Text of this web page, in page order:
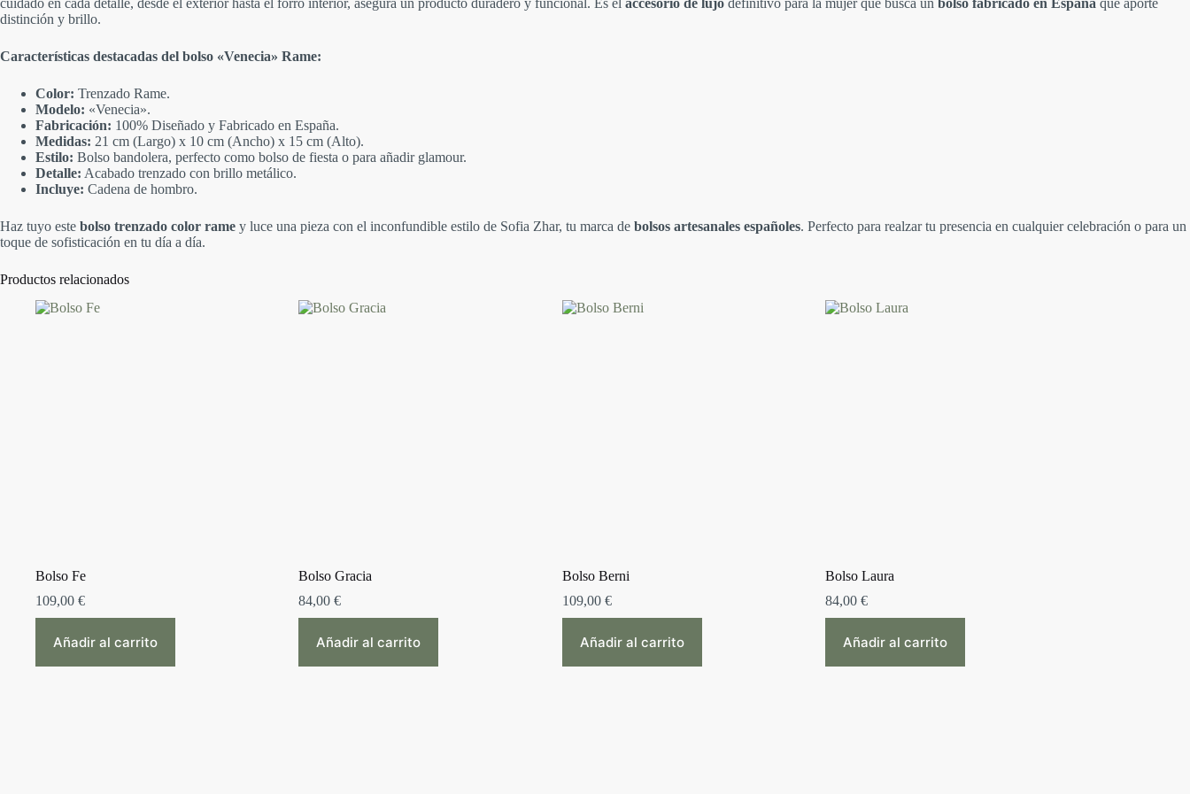
distinción y brillo.
Características destacadas del bolso «Venecia» Rame:
Color: Trenzado Rame.
Modelo: «Venecia».
Fabricación: 100% Diseñado y Fabricado en España.
Medidas: 21 cm (Largo) x 10 cm (Ancho) x 15 cm (Alto).
Estilo: Bolso bandolera, perfecto como bolso de fiesta o para añadir glamour.
Detalle: Acabado trenzado con brillo metálico.
Incluye: Cadena de hombro.
Haz tuyo este bolso trenzado color rame y luce una pieza con el inconfundible estilo de Sofia Zhar, tu marca de bolsos artesanales españoles. Perfecto para realzar tu presencia en cualquier celebración o para un
toque de sofisticación en tu día a día.
Productos relacionados
Bolso Fe
109,00 €
Añadir al carrito
Bolso Gracia
84,00€
Añadir al carrito
Bolso Berni
109,00 €
Añadir al carrito
Bolso Laura
84,00€
Añadir al carrito